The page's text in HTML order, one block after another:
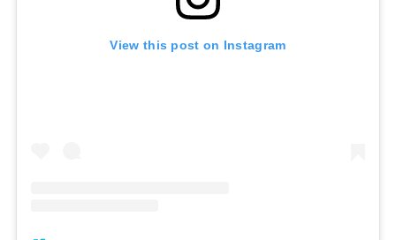
View this post on Instagram